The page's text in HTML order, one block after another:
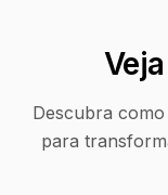
Descubra
para